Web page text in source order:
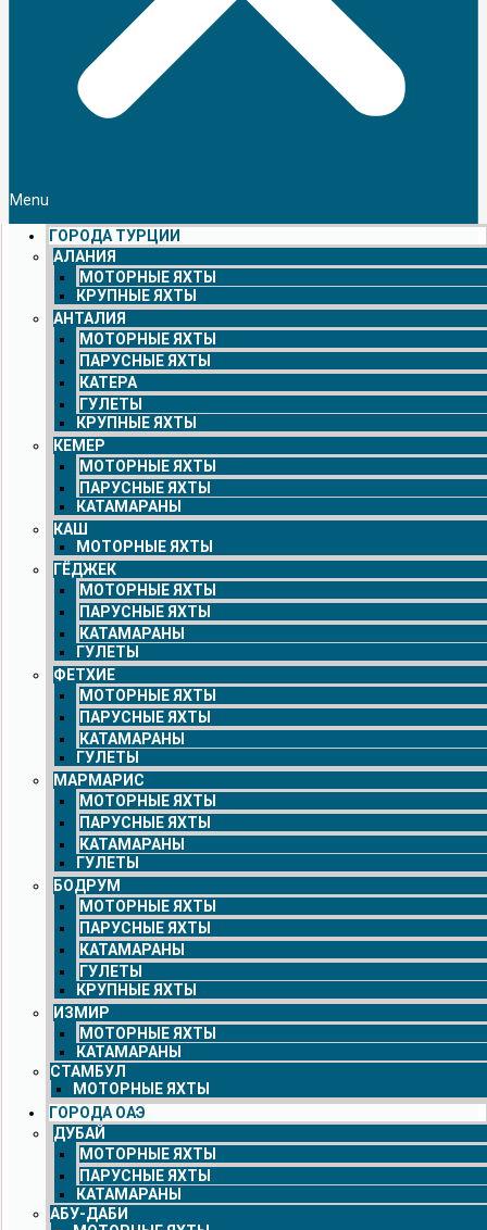
Menu
ГОРОДА ТУРЦИИ
АЛАНИЯ
МОТОРНЫЕ ЯХТЫ
КРУПНЫЕ ЯХТЫ
АНТАЛИЯ
МОТОРНЫЕ ЯХТЫ
ПАРУСНЫЕ ЯХТЫ
КАТЕРА
ГУЛЕТЫ
КРУПНЫЕ ЯХТЫ
КЕМЕР
МОТОРНЫЕ ЯХТЫ
ПАРУСНЫЕ ЯХТЫ
КАТАМАРАНЫ
КАШ
МОТОРНЫЕ ЯХТЫ
ГЁДЖЕК
МОТОРНЫЕ ЯХТЫ
ПАРУСНЫЕ ЯХТЫ
КАТАМАРАНЫ
ГУЛЕТЫ
ФЕТХИЕ
МОТОРНЫЕ ЯХТЫ
ПАРУСНЫЕ ЯХТЫ
КАТАМАРАНЫ
ГУЛЕТЫ
МАРМАРИС
МОТОРНЫЕ ЯХТЫ
ПАРУСНЫЕ ЯХТЫ
КАТАМАРАНЫ
ГУЛЕТЫ
БОДРУМ
МОТОРНЫЕ ЯХТЫ
ПАРУСНЫЕ ЯХТЫ
КАТАМАРАНЫ
ГУЛЕТЫ
КРУПНЫЕ ЯХТЫ
ИЗМИР
МОТОРНЫЕ ЯХТЫ
КАТАМАРАНЫ
СТАМБУЛ
МОТОРНЫЕ ЯХТЫ
ГОРОДА ОАЭ
ДУБАЙ
МОТОРНЫЕ ЯХТЫ
ПАРУСНЫЕ ЯХТЫ
КАТАМАРАНЫ
АБУ-ДАБИ